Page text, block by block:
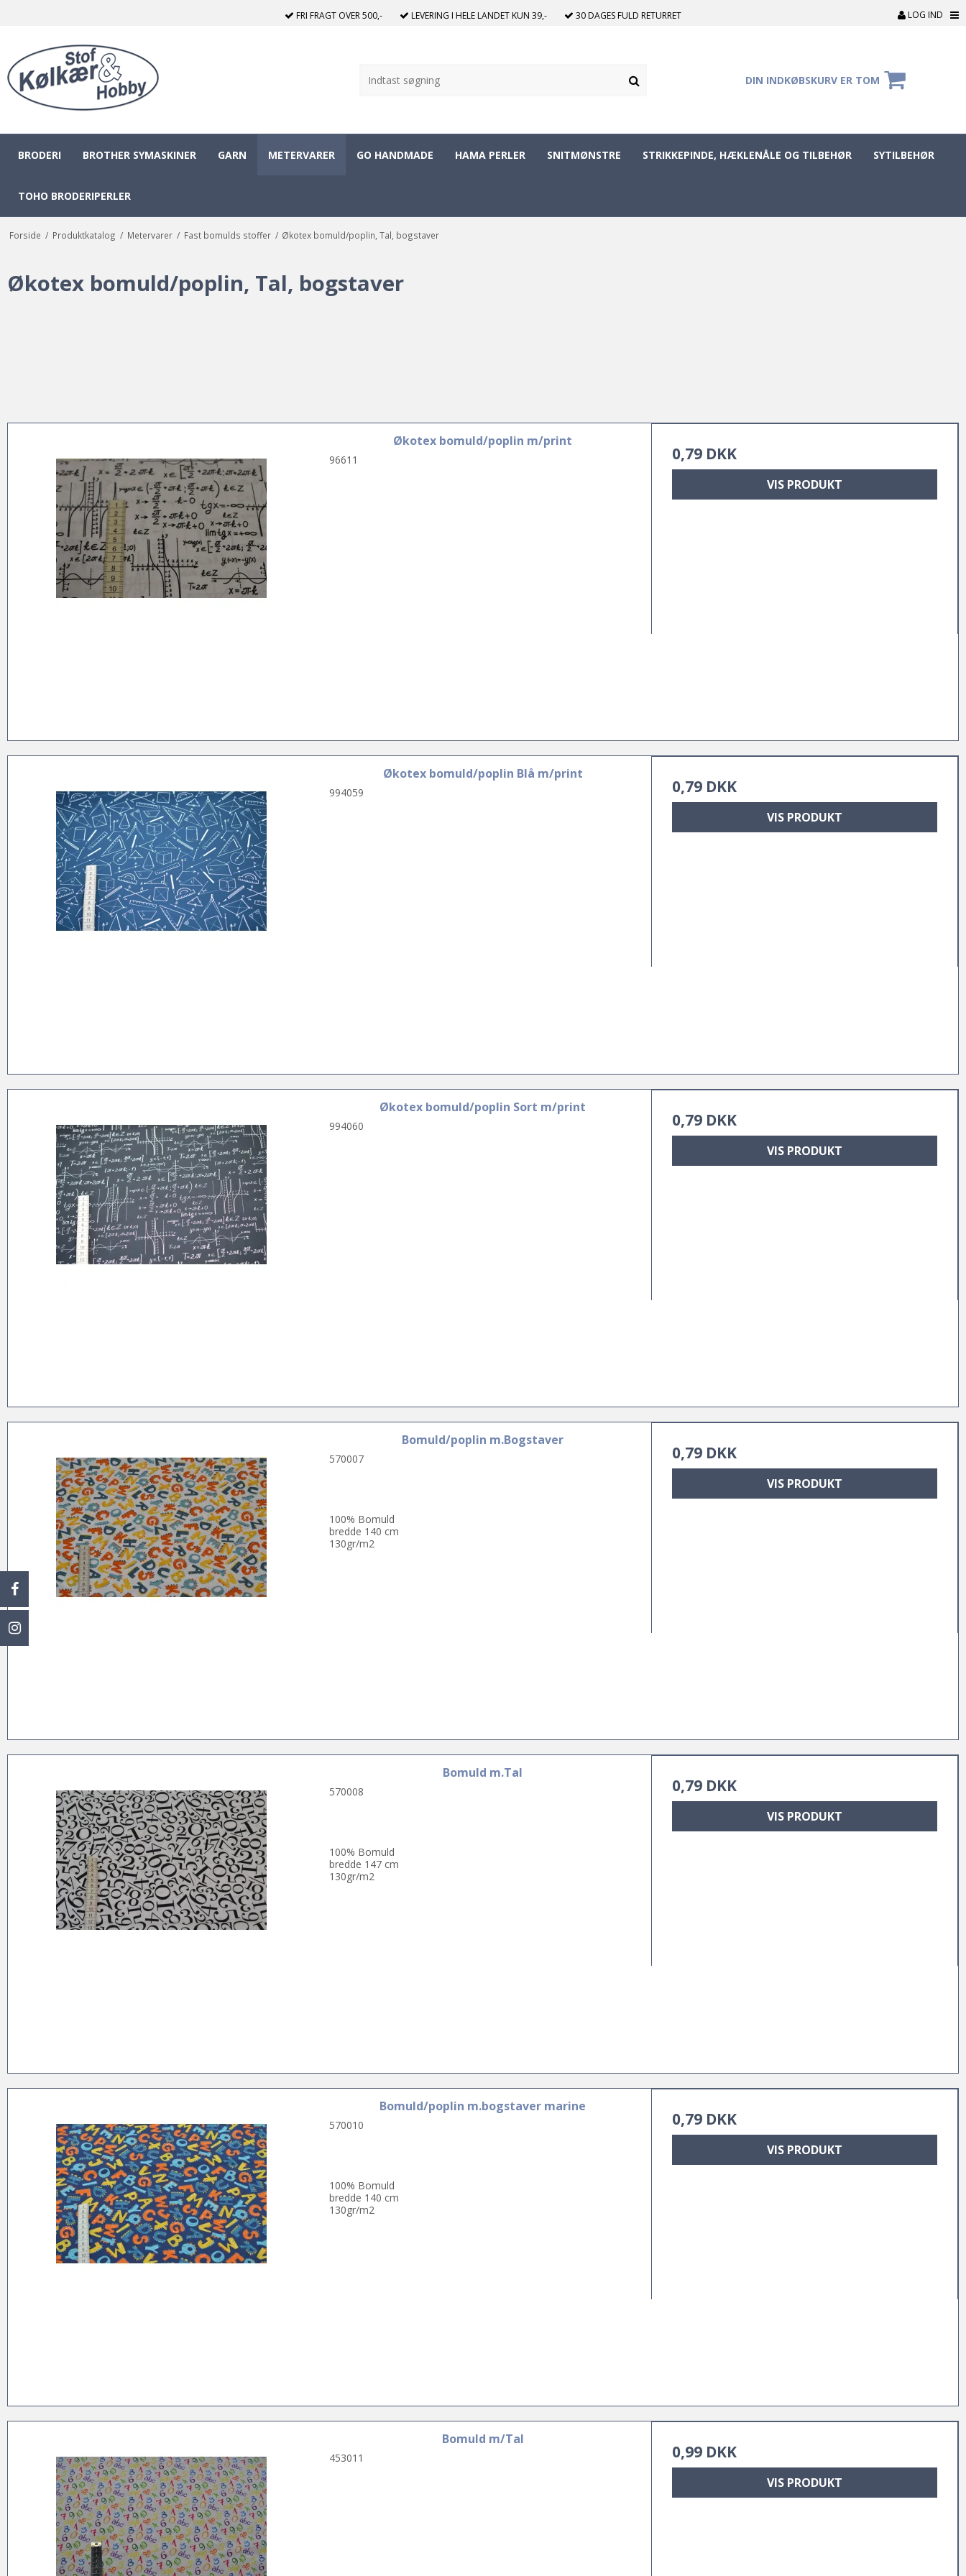
FRI FRAGT OVER 500,- LEVERING I HELE LANDET KUN 39,- 30 DAGES FULD RETURRET LOG IND
DIN INDKØBSKURV ER TOM
BRODERI BROTHER SYMASKINER GARN METERVARER GO HANDMADE HAMA PERLER SNITMØNSTRE STRIKKEPINDE, HÆKLENÅLE OG TILBEHØR SYTILBEHØR
TOHO BRODERIPERLER
Forside / Produktkatalog / Metervarer / Fast bomulds stoffer / Økotex bomuld/poplin, Tal, bogstaver
Økotex bomuld/poplin, Tal, bogstaver
Økotex bomuld/poplin m/print
96611 0,79 DKK
VIS PRODUKT
Økotex bomuld/poplin Blå m/print
994059 0,79 DKK
VIS PRODUKT
Økotex bomuld/poplin Sort m/print
994060 0,79 DKK
VIS PRODUKT
Bomuld/poplin m.Bogstaver
570007
100% Bomuld
bredde 140 cm
130gr/m2
0,79 DKK
VIS PRODUKT
Bomuld m.Tal
570008
100% Bomuld
bredde 147 cm
130gr/m2
0,79 DKK
VIS PRODUKT
Bomuld/poplin m.bogstaver marine
570010
100% Bomuld
bredde 140 cm
130gr/m2
0,79 DKK
VIS PRODUKT
Bomuld m/Tal
453011 0,99 DKK
VIS PRODUKT